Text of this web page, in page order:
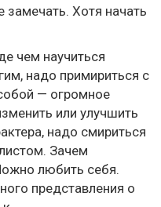
замечать. Хотя начать
чем научиться
надо примириться с
— огромное
или улучшить
надо смириться
Зачем
любить себя.
представления о